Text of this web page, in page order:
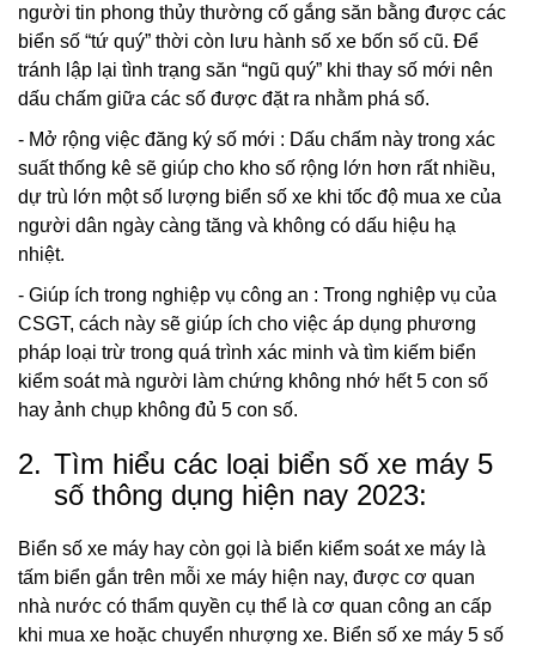
người tin phong thủy thường cố gắng săn bằng được các
biển số “tứ quý” thời còn lưu hành số xe bốn số cũ. Để
tránh lập lại tình trạng săn “ngũ quý” khi thay số mới nên
dấu chấm giữa các số được đặt ra nhằm phá số.
- Mở rộng việc đăng ký số mới : Dấu chấm này trong xác
suất thống kê sẽ giúp cho kho số rộng lớn hơn rất nhiều,
dự trù lớn một số lượng biển số xe khi tốc độ mua xe của
người dân ngày càng tăng và không có dấu hiệu hạ
nhiệt.
- Giúp ích trong nghiệp vụ công an : Trong nghiệp vụ của
CSGT, cách này sẽ giúp ích cho việc áp dụng phương
pháp loại trừ trong quá trình xác minh và tìm kiếm biển
kiểm soát mà người làm chứng không nhớ hết 5 con số
hay ảnh chụp không đủ 5 con số.
2. Tìm hiểu các loại biển số xe máy 5
số thông dụng hiện nay 2023:
Biển số xe máy hay còn gọi là biển kiểm soát xe máy là
tấm biển gắn trên mỗi xe máy hiện nay, được cơ quan
nhà nước có thẩm quyền cụ thể là cơ quan công an cấp
khi mua xe hoặc chuyển nhượng xe. Biển số xe máy 5 số